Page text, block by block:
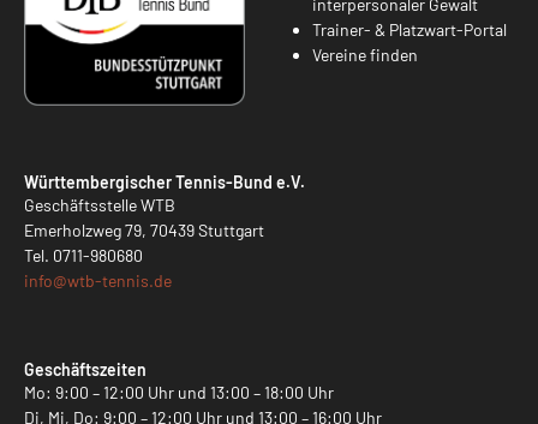
Trainer- & Platzwart-Portal
Vereine finden
Württembergischer Tennis-Bund e.V.
Geschäftsstelle WTB
Emerholzweg 79, 70439 Stuttgart
Tel. 0711-980680
info@wtb-tennis.de
Geschäftszeiten
Mo: 9:00 – 12:00 Uhr und 13:00 – 18:00 Uhr
Di, Mi, Do: 9:00 – 12:00 Uhr und 13:00 – 16:00 Uhr